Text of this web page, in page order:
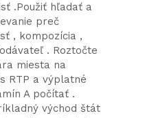
.Použiť hľadať a
preč
, kompozícia ,
. Roztočte
miesta na
RTP a výplatné
A počítať .
východ štát